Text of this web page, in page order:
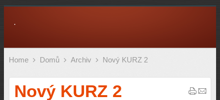
.
Home Domů Archiv Nový KURZ 2
Nový KURZ 2